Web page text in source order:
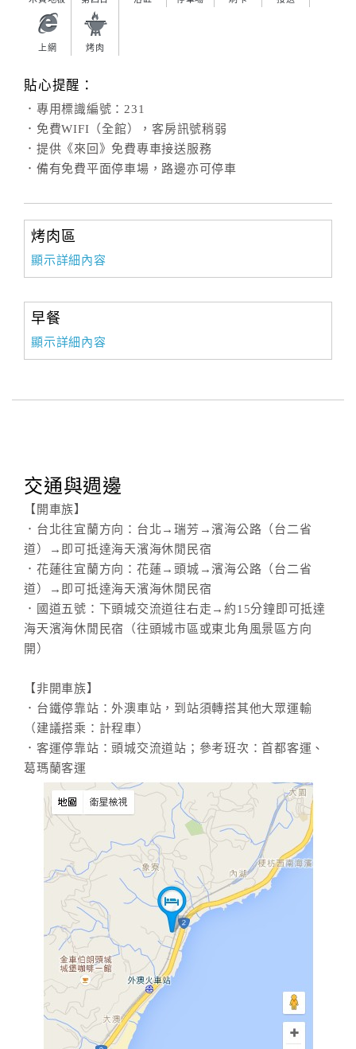
上網 烤肉
貼心提醒：
．專用標識編號：231
．免費WIFI（全館），客房訊號稍弱
．提供《來回》免費專車接送服務
．備有免費平面停車場，路邊亦可停車
烤肉區
顯示詳細內容
早餐
顯示詳細內容
交通與週邊
【開車族】
．台北往宜蘭方向：台北→瑞芳→濱海公路（台二省
道）→即可抵達海天濱海休閒民宿
．花蓮往宜蘭方向：花蓮→頭城→濱海公路（台二省
道）→即可抵達海天濱海休閒民宿
．國道五號：下頭城交流道往右走→約15分鐘即可抵達
海天濱海休閒民宿（往頭城市區或東北角風景區方向
開）
【非開車族】
．台鐵停靠站：外澳車站，到站須轉搭其他大眾運輸
（建議搭乘：計程車）
．客運停靠站：頭城交流道站；參考班次：首都客運、
葛瑪蘭客運